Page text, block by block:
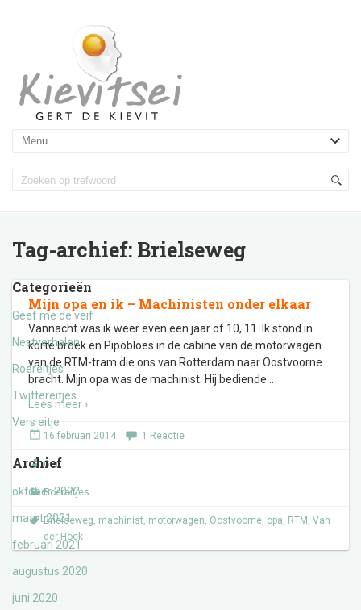
Tag-archief: Brielseweg
Categorieën
Geef me de veif
Nestverhalen
Roereitjes
Twittereitjes
Vers eitje
Archief
oktober 2022
maart 2021
februari 2021
augustus 2020
juni 2020
Mijn opa en ik – Machinisten onder elkaar
Vannacht was ik weer even een jaar of 10, 11. Ik stond in
korte broek en Pipobloes in de cabine van de motorwagen
van de RTM-tram die ons van Rotterdam naar Oostvoorne
bracht. Mijn opa was de machinist. Hij bediende
Lees meer ›
16 februari 2014 1 Reactie
Gert
Roereitjes
Brielseweg, machinist, motorwagen, Oostvoorne, opa, RTM , Van
der Hoek